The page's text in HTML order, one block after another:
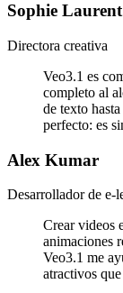
Sophie Laurent
Directora creativa
Veo3.1 es
completo al
de texto
perfecto: es
Alex Kumar
Desarrollador de e-
Crear videos
animaciones
Veo3.1 me
atractivos